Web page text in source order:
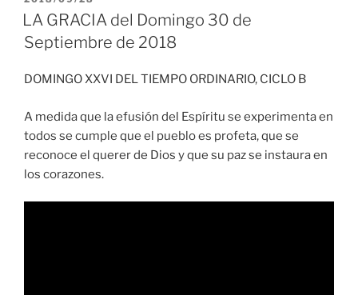
EL
LA GRACIA del Domingo 30 de
Septiembre de 2018
DOMINGO XXVI DEL TIEMPO ORDINARIO, CICLO B
A medida que la efusión del Espíritu se experimenta en
todos se cumple que el pueblo es profeta, que se
reconoce el querer de Dios y que su paz se instaura en
los corazones.